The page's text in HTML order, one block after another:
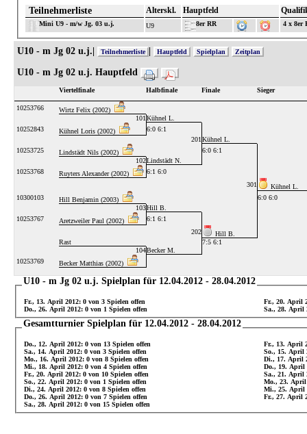
Teilnehmerliste Alterskl. Hauptfeld
Mini U9 - m/w Jg. 03 u.j. U9 8er RR 4 x 8er
U10 - m Jg 02 u.j.| Teilnehmerliste Hauptfeld Spielplan Zeitplan
U10 - m Jg 02 u.j. Hauptfeld
Viertelfinale Halbfinale Finale Sieger
10253766
Wirtz Felix (2002)
101 Kühnel L.
10252843
Kühnel Loris (2002)
6:0 6:1
201 Kühnel L.
10253725
Lindstädt Nils (2002)
6:0 6:1
102Lindstädt N.
10253768
Ruyters Alexander (2002)
6:1 6:0
301
Kühnel L.
10300103
Hill Benjamin (2003)
6:0 6:0
103Hill B.
10253767
Aretzweiler Paul (2002)
6:1 6:1
202
Hill B.
Rast
7:5 6:1
104Becker M.
10253769
Becker Matthias (2002)
U10 - m Jg 02 u.j. Spielplan für 12.04.2012 - 28.04.2012
Fr., 13. April 2012: 0 von 3 Spielen offen
Fr., 20. April
Do., 26. April 2012: 0 von 1 Spielen offen
Sa., 28. April
Gesamtturnier Spielplan für 12.04.2012 - 28.04.2012
Do., 12. April 2012: 0 von 13 Spielen offen
Fr., 13. April
Sa., 14. April 2012: 0 von 3 Spielen offen
So., 15. April
Mo., 16. April 2012: 0 von 8 Spielen offen
Di., 17. April
Mi., 18. April 2012: 0 von 4 Spielen offen
Do., 19. April
Fr., 20. April 2012: 0 von 10 Spielen offen
Sa., 21. April
So., 22. April 2012: 0 von 1 Spielen offen
Mo., 23. April
Di., 24. April 2012: 0 von 8 Spielen offen
Mi., 25. April
Do., 26. April 2012: 0 von 7 Spielen offen
Fr., 27. April
Sa., 28. April 2012: 0 von 15 Spielen offen